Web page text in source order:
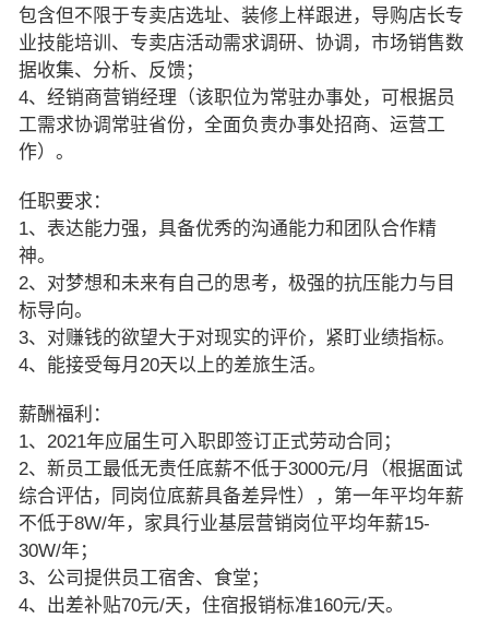
包含但不限于专卖店选址、装修上样跟进，导购店长专
业技能培训、专卖店活动需求调研、协调，市场销售数
据收集、分析、反馈；
4、经销商营销经理（该职位为常驻办事处，可根据员
工需求协调常驻省份，全面负责办事处招商、运营工
作）。
任职要求：
1、表达能力强，具备优秀的沟通能力和团队合作精
神。
2、对梦想和未来有自己的思考，极强的抗压能力与目
标导向。
3、对赚钱的欲望大于对现实的评价，紧盯业绩指标。
4、能接受每月20天以上的差旅生活。
薪酬福利：
1、2021年应届生可入职即签订正式劳动合同；
2、新员工最低无责任底薪不低于3000元/月（根据面试
综合评估，同岗位底薪具备差异性），第一年平均年薪
不低于8W/年，家具行业基层营销岗位平均年薪15-
30W/年；
3、公司提供员工宿舍、食堂；
4、出差补贴70元/天，住宿报销标准160元/天。